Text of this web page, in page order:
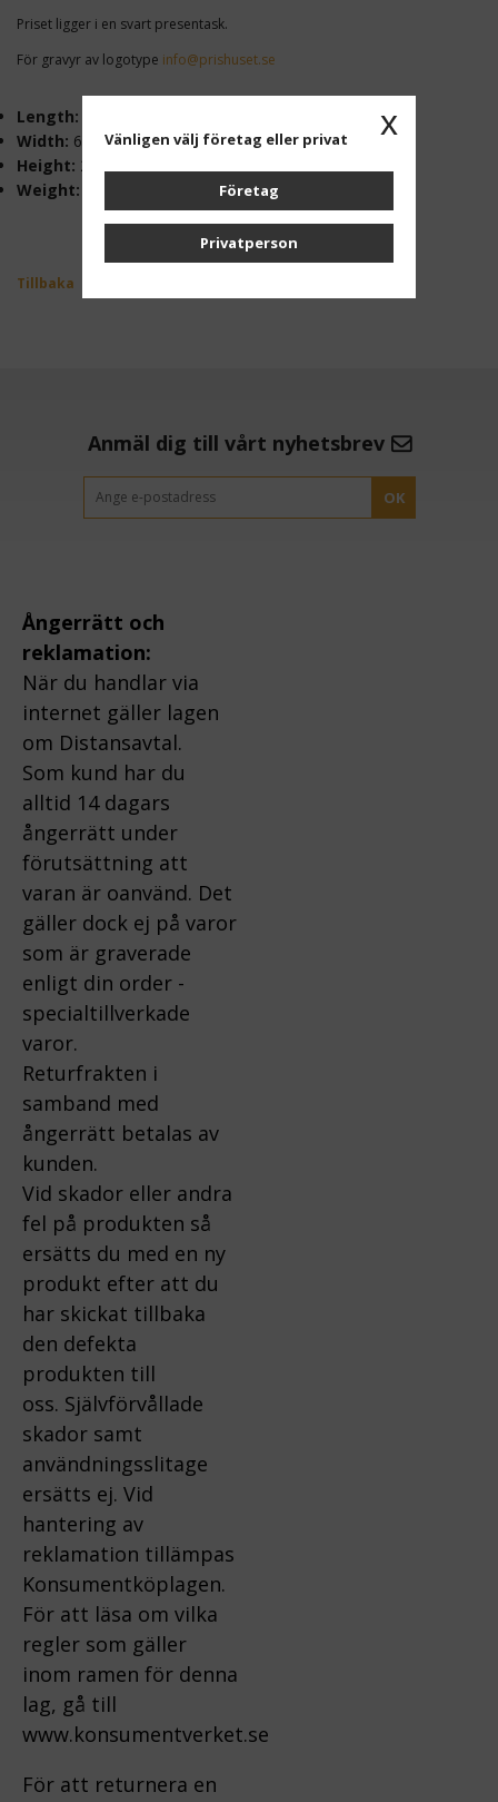
Priset ligger i en svart presentask.
För gravyr av logotype info@prishuset.se
Length:
Width: 60 mm
Height: 240 mm
Weight:
Tillbaka
Anmäl dig till vårt nyhetsbrev
OK
Ångerrätt och
reklamation:
När du handlar via
internet gäller lagen
om Distansavtal.
Som kund har du
alltid 14 dagars
ångerrätt under
förutsättning att
varan är oanvänd. Det
gäller dock ej på varor
som är graverade
enligt din order -
specialtillverkade
varor.
Returfrakten i
samband med
ångerrätt betalas av
kunden.
Vid skador eller andra
fel på produkten så
ersätts du med en ny
produkt efter att du
har skickat tillbaka
den defekta
produkten till
oss. Självförvållade
skador samt
användningsslitage
ersätts ej. Vid
hantering av
reklamation tillämpas
Konsumentköplagen.
För att läsa om vilka
regler som gäller
inom ramen för denna
lag, gå till
www.konsumentverket.se
För att returnera en
x
Vänligen välj företag eller privat
Företag
Privatperson